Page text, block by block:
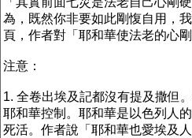
為，既然你非要如此剛愎自用，
頁，作者對「耶和華使法老的心
注意：
1. 全卷出埃及記都沒有提及撒但
耶和華控制。耶和華是以色列人
死活。作者說「耶和華也愛埃及